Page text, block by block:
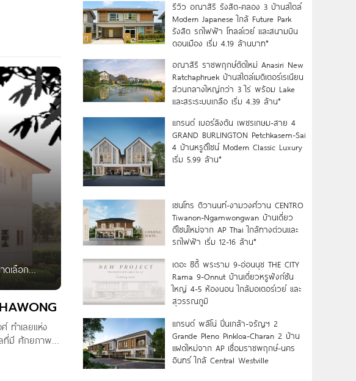
ดเลือก
ทำเลยแห่ง
ที่มี ศักยภาพ
ล่ง ชุมชน
ทรา
รีวิว อณาสิริ รังสิต-คลอง 3 บ้านสไตล์
Modern Japanese ใกล้ Future Park
รังสิต รถไฟฟ้า โทลล์เวย์ และสนามบิน
ดอนเมือง เริ่ม 4.19 ล้านบาท*
อณาสิริ ราชพฤกษ์ตัดใหม่ Anasiri New
Ratchaphruek บ้านสไตล์เมดิเตอร์เรเนียน
ส่วนกลางใหญ่กว่า 3 ไร่ พร้อม Lake
และสระระบบเกลือ เริ่ม 4.39 ล้าน*
แกรนด์ เบอร์ลิงตัน เพชรเกษม-สาย 4
GRAND BURLINGTON Petchkasem-Sai
4 บ้านหรูดีไซน์ Modern Classic Luxury
เริ่ม 5.99 ล้าน*
เซนโทร ติวานนท์-งามวงศ์วาน CENTRO
Tiwanon-Ngamwongwan บ้านเดี่ยว
ดีไซน์ใหม่จาก AP Thai ใกล้ทางด่วนและ
รถไฟฟ้า เริ่ม 12-16 ล้าน*
เดอะ ซิตี้ พระราม 9-อ่อนนุช THE CITY
Rama 9-Onnut บ้านเดี่ยวหรูฟังก์ชัน
ใหญ่ 4-5 ห้องนอน ใกล้มอเตอร์เวย์ และ
สุวรรณภูมิ
แกรนด์ พลีโน่ ปิ่นเกล้า-จรัญฯ 2
Grande Pleno Pinkloa-Charan 2 บ้าน
แฝดใหม่จาก AP เชื่อมราชพฤกษ์-นคร
อินทร์ ใกล้ Central Westville